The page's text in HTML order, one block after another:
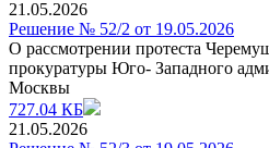
21.05.2026
Решение № 52/2 от 19.05.2026
О рассмотрении протеста
прокуратуры Юго- Западного
Москвы
727.04 КБ
21.05.2026